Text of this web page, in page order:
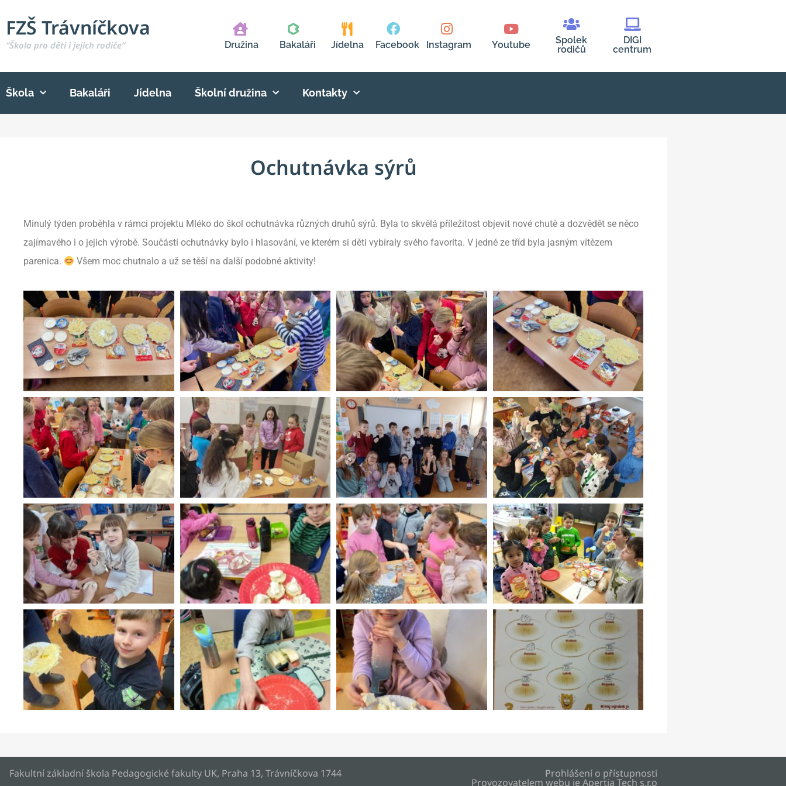
FZŠ Trávníčkova
“Škola pro děti i jejich rodiče“ Družina Bakaláři Jídelna Facebook Instagram Youtube
Spolek
rodičů
DIGI
centrum
Škola Bakaláři Jídelna Školní družina Kontakty
Ochutnávka sýrů
Minulý týden proběhla v rámci projektu Mléko do škol ochutnávka různých druhů sýrů. Byla to skvělá příležitost objevit nové chutě a dozvědět se něco
zajímavého i o jejich výrobě. Součástí ochutnávky bylo i hlasování, ve kterém si děti vybíraly svého favorita. V jedné ze tříd byla jasným vítězem
parenica.
Všem moc chutnalo a už se těší na další podobné aktivity!
Fakultní základní škola Pedagogické fakulty UK, Praha 13, Trávníčkova 1744 Prohlášení o přístupnosti
Provozovatelem webu jeApertia Tech s.r.o